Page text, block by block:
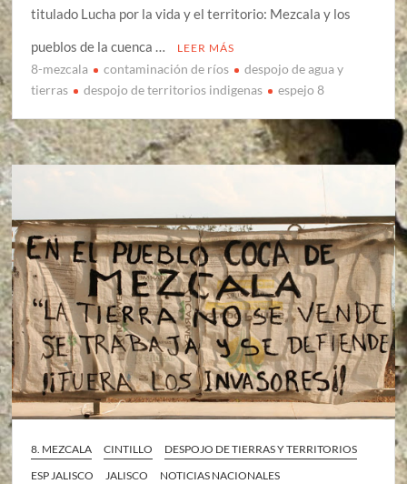
titulado Lucha por la vida y el territorio: Mezcala y los
pueblos de la cuenca …
LEER MÁS
8-mezcala contaminación de ríos
despojo de agua y
tierras
despojo de territorios indigenas espejo 8
8. MEZCALA CINTILLO
DESPOJO DE TIERRAS Y TERRITORIOS
ESP JALISCO
JALISCO
NOTICIAS NACIONALES